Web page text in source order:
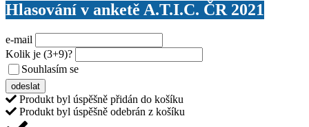
Hlasování v anketě A.T.I.C. ČR 2021
e-mail
Kolik je (3+9)?
Souhlasím se
odeslat
Produkt byl úspěšně přidán do košíku
Produkt byl úspěšně odebrán z košíku